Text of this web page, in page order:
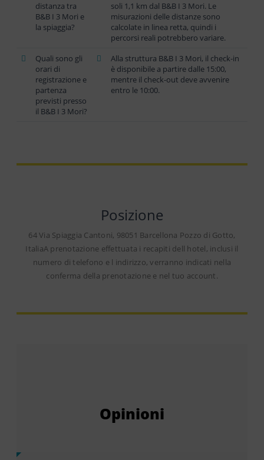
distanza tra
B&B I 3 Mori e
la spiaggia?
soli 1,1 km dal B&B I 3 Mori. Le
misurazioni delle distanze sono
calcolate in linea retta, quindi i
percorsi reali potrebbero variare.
Quali sono gli
orari di
registrazione e
partenza
previsti presso
il B&B I 3 Mori?
Alla struttura B&B I 3 Mori, il check-in
è disponibile a partire dalle 15:00,
mentre il check-out deve avvenire
entro le 10:00.
Posizione
64 Via Spiaggia Cantoni, 98051 Barcellona Pozzo di Gotto,
ItaliaA prenotazione effettuata i recapiti dell hotel, inclusi il
numero di telefono e l indirizzo, verranno indicati nella
conferma della prenotazione e nel tuo account.
Opinioni